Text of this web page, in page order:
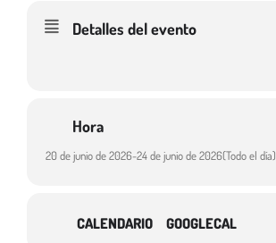
Detalles del evento
Hora
20 de junio de 2026-24 de junio de 2026(Todo el día)
CALENDARIO GOOGLECAL